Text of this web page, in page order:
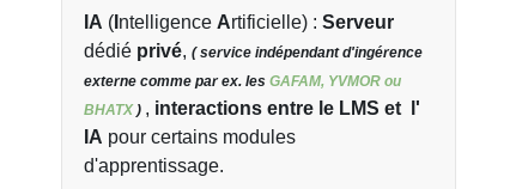
IA ( ntelligence Artificielle) : Serveur
dédié privé, ( service indépendant d'ingérence
externe comme par ex. les GAFAM, YVMOR ou
BHATX) , interactions entre le LMS et l'
IA pour certains modules
d'apprentissage.